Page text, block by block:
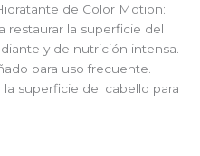
de Color Motion:
restaurar la superficie del
y de nutrición intensa.
para uso frecuente.
superficie del cabello para